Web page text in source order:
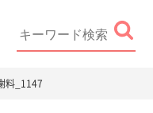
料_1147